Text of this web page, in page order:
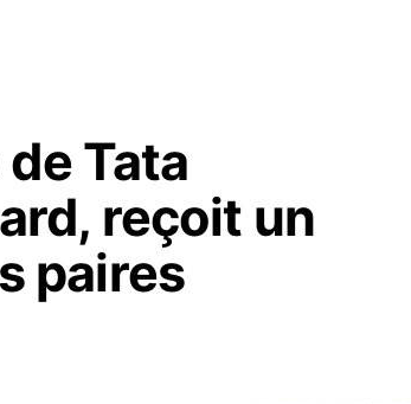
Tata
reçoit un
paires